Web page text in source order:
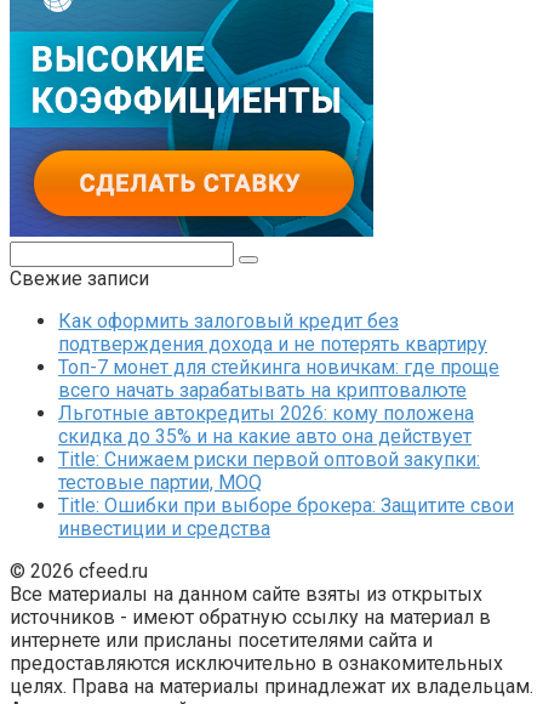
Свежие записи
Как оформить залоговый кредит без
подтверждения дохода и не потерять квартиру
Топ-7 монет для стейкинга новичкам: где проще
всего начать зарабатывать на криптовалюте
Льготные автокредиты 2026: кому положена
скидка до 35% и на какие авто она действует
Title: Снижаем риски первой оптовой закупки:
тестовые партии, MOQ
Title: Ошибки при выборе брокера: Защитите свои
инвестиции и средства
© 2026 cfeed.ru
Все материалы на данном сайте взяты из открытых
источников - имеют обратную ссылку на материал в
интернете или присланы посетителями сайта и
предоставляются исключительно в ознакомительных
целях. Права на материалы принадлежат их владельцам.